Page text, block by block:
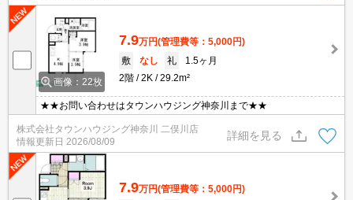
画像：22枚
7.9万円(管理費等：5,000円)
敷
なし 礼
1.5ヶ月
2階
2K 29.2m²
★★お問い合わせはタウンハウジング神奈川まで★★
株式会社タウンハウジング神奈川 二俣川店
情報更新日 2026/08/09
詳細を見る
7.9万円(管理費等：5,000円)